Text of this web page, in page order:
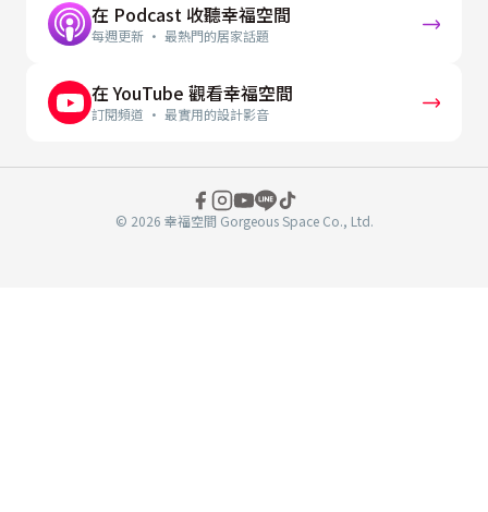
在 Podcast 收聽幸福空間
每週更新 · 最熱門的居家話題
在 YouTube 觀看幸福空間
訂閱頻道 · 最實用的設計影音
© 2026 幸福空間 Gorgeous Space Co., Ltd.